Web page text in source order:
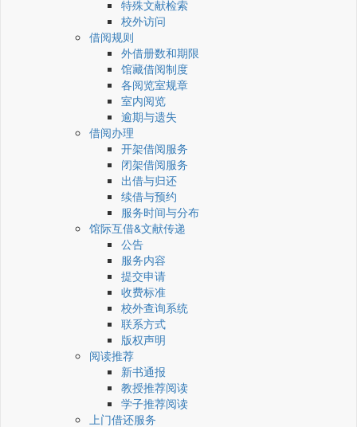
特殊文献检索
校外访问
借阅规则
外借册数和期限
馆藏借阅制度
各阅览室规章
室内阅览
逾期与遗失
借阅办理
开架借阅服务
闭架借阅服务
出借与归还
续借与预约
服务时间与分布
馆际互借&文献传递
公告
服务内容
提交申请
收费标准
校外查询系统
联系方式
版权声明
阅读推荐
新书通报
教授推荐阅读
学子推荐阅读
上门借还服务